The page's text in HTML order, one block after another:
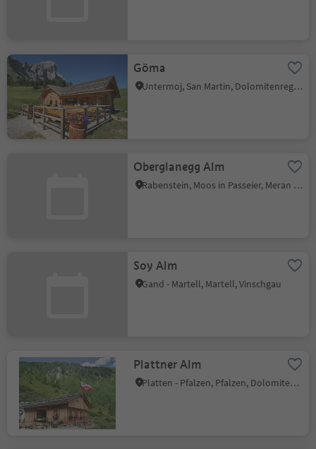
Göma
Untermoj, San Martin, Dolomitenregion Kronplatz
Oberglanegg Alm
Rabenstein, Moos in Passeier, Meran und Umgebung
Soy Alm
Gand - Martell, Martell, Vinschgau
Plattner Alm
Platten - Pfalzen, Pfalzen, Dolomitenregion Kronplatz